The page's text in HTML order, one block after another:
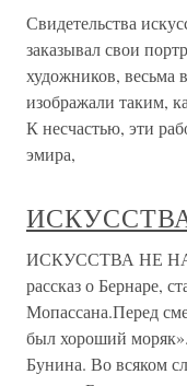
Свидетельства
заказывал свои
художников, весьма
изображали таким,
К несчастью, эти
эмира,
ИСКУССТВА НЕ
рассказ о Бернаре,
Мопассана.Перед
был хороший
Бунина. Во всяком